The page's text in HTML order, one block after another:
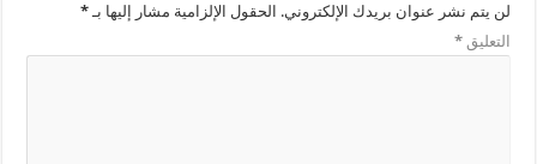
لن يتم نشر عنوان بريدك الإلكتروني. الحقول الإلزامية مشار إليها بـ*
التعليق*